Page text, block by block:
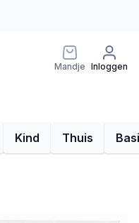
Mandje Inloggen
Kind Thuis